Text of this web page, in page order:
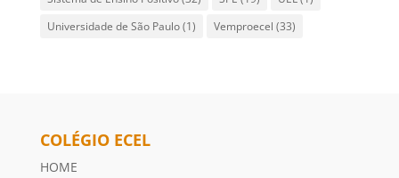
Universidade de São Paulo(1) Vemproecel (33)
COLÉGIO ECEL
HOME